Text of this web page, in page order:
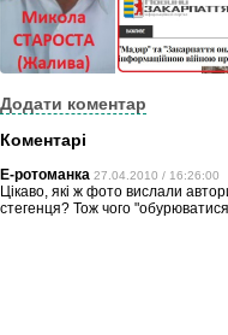
Додати коментар
Коментарі
Е-ротоманка 27.04.2010 / 16:26:00
Цікаво, які ж фото вислали
стегенця? Тож чого